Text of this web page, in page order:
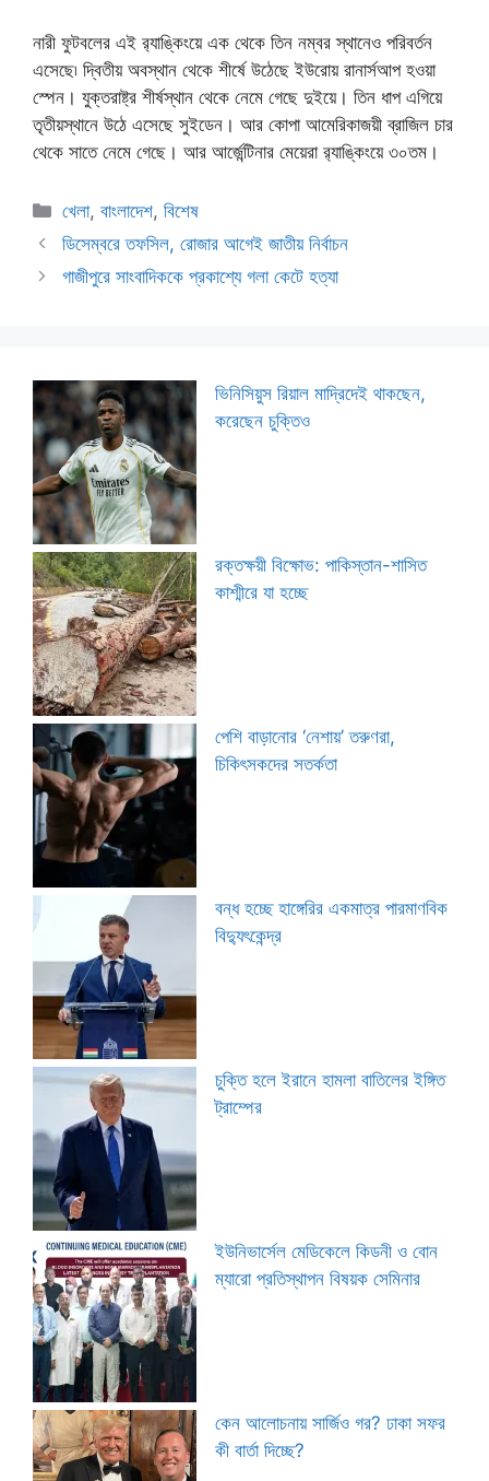
‎নারী ফুটবলের এই র‍্যাঙ্কিংয়ে এক থেকে তিন নম্বর স্থানেও পরিবর্তন
এসেছে৷ দ্বিতীয় অবস্থান থেকে শীর্ষে উঠেছে ইউরোয় রানার্সআপ হওয়া
স্পেন। যুক্তরাষ্ট্র শীর্ষস্থান থেকে নেমে গেছে দুইয়ে। তিন ধাপ এগিয়ে
তৃতীয়স্থানে উঠে এসেছে সুইডেন। আর কোপা আমেরিকাজয়ী ব্রাজিল চার
থেকে সাতে নেমে গেছে। আর আর্জেন্টিনার মেয়েরা র‍্যাঙ্কিংয়ে ৩০তম।
Categories
খেলা,বাংলাদেশ,বিশেষ
ডিসেম্বরে তফসিল, রোজার আগেই জাতীয় নির্বাচন
গাজীপুরে সাংবাদিককে প্রকাশ্যে গলা কেটে হত্যা
ভিনিসিয়ুস রিয়াল মাদ্রিদেই থাকছেন,
করেছেন চুক্তিও
রক্তক্ষয়ী বিক্ষোভ: পাকিস্তান-শাসিত
কাশ্মীরে যা হচ্ছে
পেশি বাড়ানোর ‘নেশায়’ তরুণরা,
চিকিৎসকদের সতর্কতা
বন্ধ হচ্ছে হাঙ্গেরির একমাত্র পারমাণবিক
বিদ্যুৎকেন্দ্র
চুক্তি হলে ইরানে হামলা বাতিলের ইঙ্গিত
ট্রাম্পের
ইউনিভার্সেল মেডিকেলে কিডনী ও বোন
ম্যারো প্রতিস্থাপন বিষয়ক সেমিনার
কেন আলোচনায় সার্জিও গর? ঢাকা সফর
কী বার্তা দিচ্ছে?